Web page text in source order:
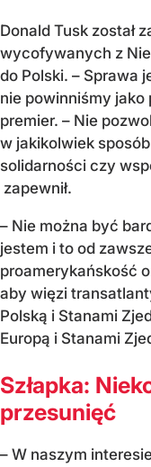
Donald Tusk został
wycofywanych z
do Polski. – Sprawa
nie powinniśmy jako
premier. – Nie
w jakikolwiek
solidarności czy
zapewnił.
– Nie można być
jestem i to od
proamerykańskość
aby więzi
Polską i Stanami
Europą i Stanami
Szłapka:
przesunięć
– W naszym